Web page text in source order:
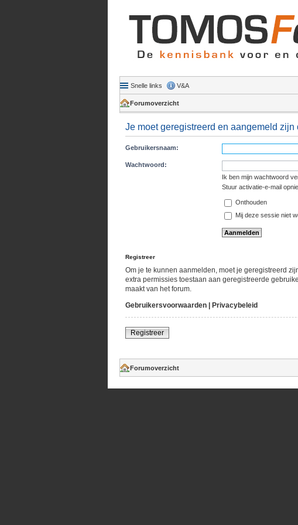
Snelle links V&A
Forumoverzicht
Je moet geregistreerd en aangemeld
Gebruikersnaam:
Wachtwoord:
Ik ben mijn wachtwoord
Stuur activatie-e-mail
Onthouden
Mij deze sessie niet
Registreer
Om je te kunnen aanmelden, moet je geregistreerd
extra permissies toestaan aan geregistreerde
maakt van het forum.
Gebruikersvoorwaarden| Privacybeleid
Registreer
Forumoverzicht